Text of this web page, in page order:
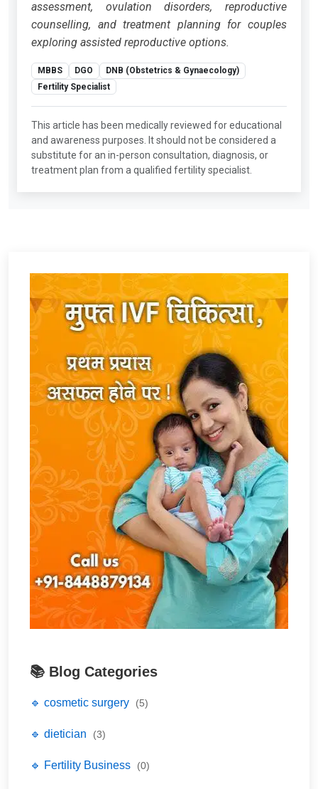
assessment, ovulation disorders, reproductive
counselling, and treatment planning for couples
exploring assisted reproductive options.
MBBS DGO
DNB (Obstetrics & Gynaecology)
Fertility Specialist
This article has been medically reviewed for educational
and awareness purposes. It should not be considered a
substitute for an in-person consultation, diagnosis, or
treatment plan from a qualified fertility specialist.
📚 Blog Categories
🔹 cosmetic surgery (5)
🔹 dietician (3)
🔹 Fertility Business (0)